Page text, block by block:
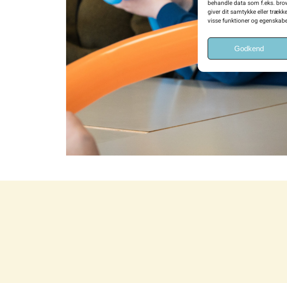
behandle data som f.eks.
giver dit samtykke eller
visse funktioner og
Godkend